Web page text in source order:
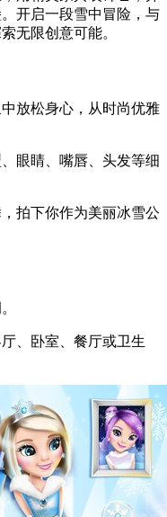
开启一段雪中冒险，与
无限创意可能。
放松身心，从时尚优雅
眼睛、嘴唇、头发等细
拍下你作为美丽冰雪公
、卧室、餐厅或卫生